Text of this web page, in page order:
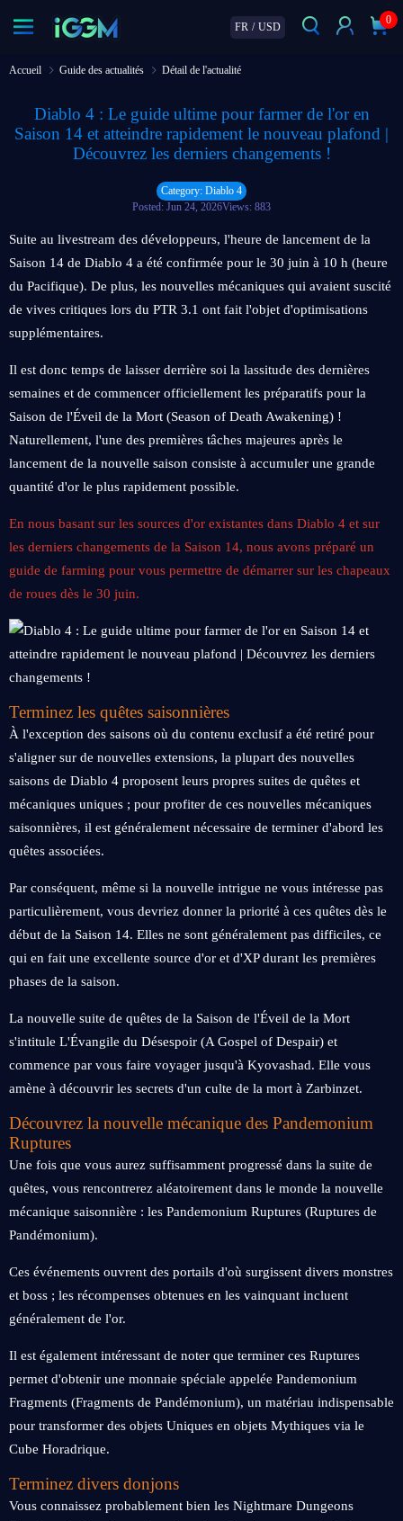
FR / USD
0
Accueil Guide des actualités Détail de l'actualité
Diablo 4 : Le guide ultime pour farmer de l'or en
Saison 14 et atteindre rapidement le nouveau plafond |
Découvrez les derniers changements !
Category: Diablo 4
Posted: Jun 24, 2026Views: 883
Suite au livestream des développeurs, l'heure de lancement de la
Saison 14 de Diablo 4 a été confirmée pour le 30 juin à 10 h (heure
du Pacifique). De plus, les nouvelles mécaniques qui avaient suscité
de vives critiques lors du PTR 3.1 ont fait l'objet d'optimisations
supplémentaires.
Il est donc temps de laisser derrière soi la lassitude des dernières
semaines et de commencer officiellement les préparatifs pour la
Saison de l'Éveil de la Mort (Season of Death Awakening) !
Naturellement, l'une des premières tâches majeures après le
lancement de la nouvelle saison consiste à accumuler une grande
quantité d'or le plus rapidement possible.
En nous basant sur les sources d'or existantes dans Diablo 4 et sur
les derniers changements de la Saison 14, nous avons préparé un
guide de farming pour vous permettre de démarrer sur les chapeaux
de roues dès le 30 juin.
Terminez les quêtes saisonnières
À l'exception des saisons où du contenu exclusif a été retiré pour
s'aligner sur de nouvelles extensions, la plupart des nouvelles
saisons de Diablo 4 proposent leurs propres suites de quêtes et
mécaniques uniques ; pour profiter de ces nouvelles mécaniques
saisonnières, il est généralement nécessaire de terminer d'abord les
quêtes associées.
Par conséquent, même si la nouvelle intrigue ne vous intéresse pas
particulièrement, vous devriez donner la priorité à ces quêtes dès le
début de la Saison 14. Elles ne sont généralement pas difficiles, ce
qui en fait une excellente source d'or et d'XP durant les premières
phases de la saison.
La nouvelle suite de quêtes de la Saison de l'Éveil de la Mort
s'intitule L'Évangile du Désespoir (A Gospel of Despair) et
commence par vous faire voyager jusqu'à Kyovashad. Elle vous
amène à découvrir les secrets d'un culte de la mort à Zarbinzet.
Découvrez la nouvelle mécanique des Pandemonium
Ruptures
Une fois que vous aurez suffisamment progressé dans la suite de
quêtes, vous rencontrerez aléatoirement dans le monde la nouvelle
mécanique saisonnière : les Pandemonium Ruptures (Ruptures de
Pandémonium).
Ces événements ouvrent des portails d'où surgissent divers monstres
et boss ; les récompenses obtenues en les vainquant incluent
généralement de l'or.
Il est également intéressant de noter que terminer ces Ruptures
permet d'obtenir une monnaie spéciale appelée Pandemonium
Fragments (Fragments de Pandémonium), un matériau indispensable
pour transformer des objets Uniques en objets Mythiques via le
Cube Horadrique.
Terminez divers donjons
Vous connaissez probablement bien les Nightmare Dungeons